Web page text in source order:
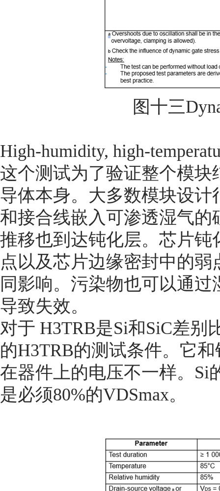
图十三
High-humidity, high-
这个测试为了验证整个模
导体本身。大多数模块设
和接合线嵌入可渗透湿气
推移也到达钝化层。芯片
点以及芯片边缘密封中的
同影响。污染物也可以通
导致失效。
对于 H3TRB是Si和SiC差别
的H3TRB的测试条件。它
在器件上的电压不一样。Si
是必须80%的VDSmax。